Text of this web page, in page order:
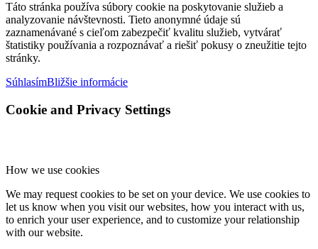
Táto stránka používa súbory cookie na poskytovanie služieb a
analyzovanie návštevnosti. Tieto anonymné údaje sú
zaznamenávané s cieľom zabezpečiť kvalitu služieb, vytvárať
štatistiky používania a rozpoznávať a riešiť pokusy o zneužitie tejto
stránky.
SúhlasímBližšie informácie
Cookie and Privacy Settings
How we use cookies
We may request cookies to be set on your device. We use cookies to
let us know when you visit our websites, how you interact with us,
to enrich your user experience, and to customize your relationship
with our website.